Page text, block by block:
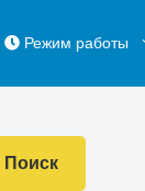
Режим работы
Поиск